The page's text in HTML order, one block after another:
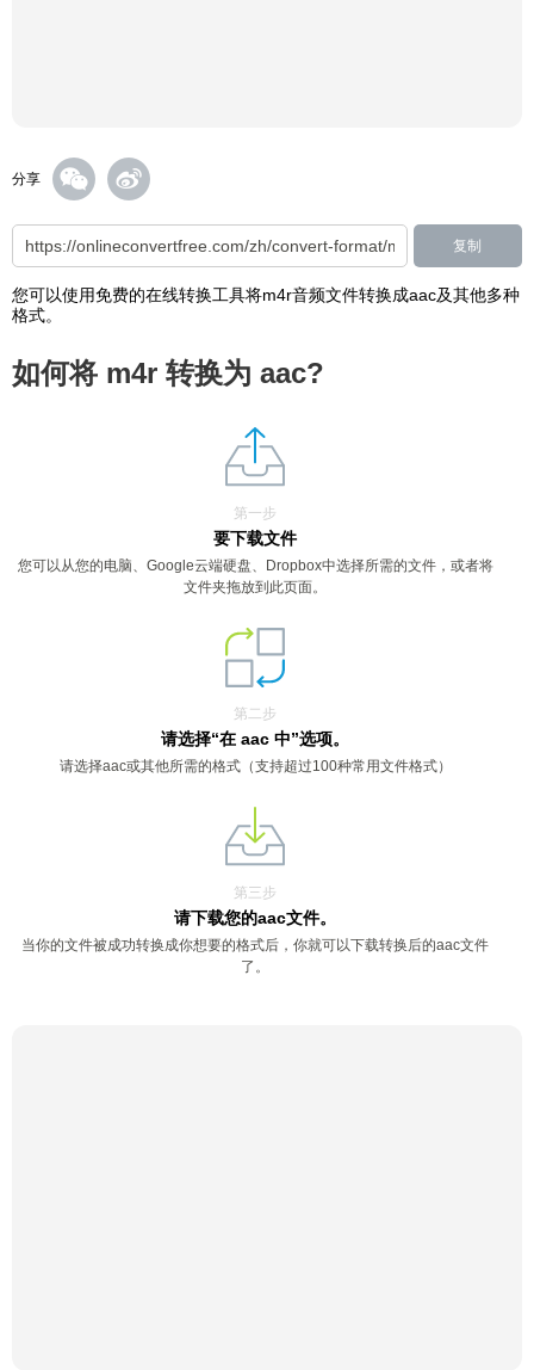
分享
复制
您可以使用免费的在线转换工具将m4r音频文件转换成aac及其他多种
格式。
如何将 m4r 转换为 aac?
第一步
要下载文件
您可以从您的电脑、Google云端硬盘、Dropbox中选择所需的文件，或者将
文件夹拖放到此页面。
第二步
请选择“在 aac 中”选项。
请选择aac或其他所需的格式（支持超过100种常用文件格式）
第三步
请下载您的aac文件。
当你的文件被成功转换成你想要的格式后，你就可以下载转换后的aac文件
了。